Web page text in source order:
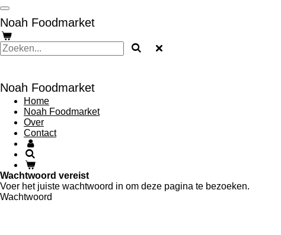
Ga
direct
naar
de
hoofdinhoud
Noah Foodmarket
Noah Foodmarket
Home
Noah Foodmarket
Over
Contact
Wachtwoord vereist
Voer het juiste wachtwoord in om deze pagina te bezoeken.
Wachtwoord